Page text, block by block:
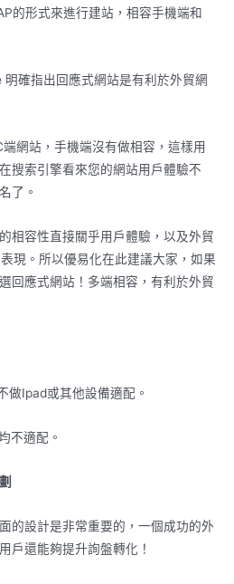
的形式來進行建站，相容手機端和
確指出回應式網站是有利於外貿網
網站，手機端沒有做相容，這樣用
搜索引擎看來您的網站用戶體驗不
了。
相容性直接關乎用戶體驗，以及外貿
現。所以優易化在此建議大家，如果
回應式網站！多端相容，有利於外貿
做Ipad或其他設備適配。
不適配。
的設計是非常重要的，一個成功的外
戶還能夠提升詢盤轉化！